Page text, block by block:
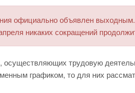
официально объявлен
никаких сокращений
осуществляющих трудовую
графиком, то для них